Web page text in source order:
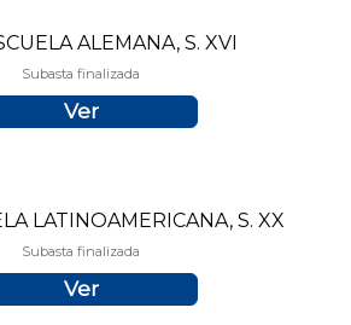
ALEMANA, S. XVI
Subasta finalizada
Ver
LATINOAMERICANA, S. XX
Subasta finalizada
Ver